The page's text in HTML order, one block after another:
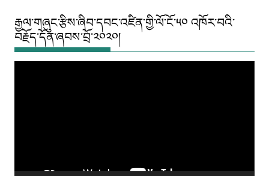
རྒྱལ་གཞུང་རྩིས་ཞིབ་དབང་འཛིན་གྱི་ལོ་ངོ་༥༠ འཁོར་བའི་
བརྗོད་དོན་ཞབས་བྲོ་༢༠༢༠།